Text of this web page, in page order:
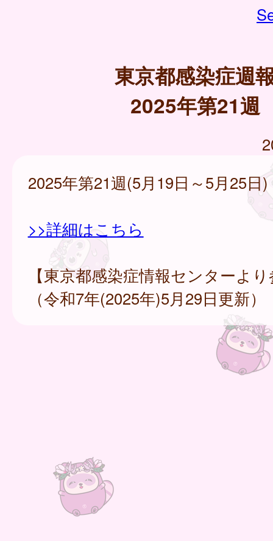
東京都感染症週
2025年第21週
2025年第21週(5月19日～5月25日)
>>詳細はこちら
【東京都感染症情報センターよ
（令和7年(2025年)5月29日更新）